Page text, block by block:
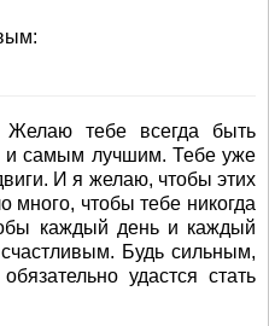
тебе всегда быть
самым лучшим. Тебе уже
И я желаю, чтобы этих
много, чтобы тебе никогда
каждый день и каждый
Будь сильным,
удастся стать